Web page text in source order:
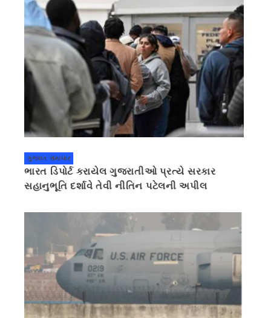
ગુજરાત સમાચાર
ભારત ડિપોર્ટ કરાયેલ ગુજરાતીઓ પ્રત્યે સરકાર
સહાનુભૂતિ દર્શાવે તેવી નીતિન પટેલની અપીલ